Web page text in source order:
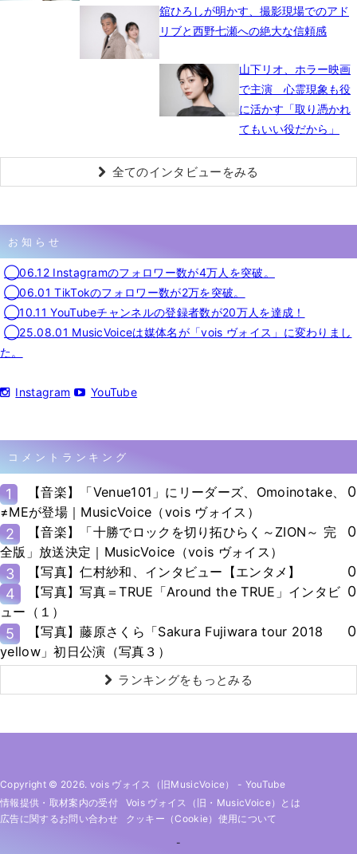
舘ひろしが明かす、撮影現場でのアド
リブと西野七瀬への絶大な信頼感
山下リオ、ホラー映画
で主演 心霊現象も役
に活かす「取り憑かれ
てもいい役だから」
全てのインタビューをみる
お知らせ
◯06.12 Instagramのフォロワー数が4万人を突破。
◯06.01 TikTokのフォロワー数が2万を突破。
◯10.11 YouTubeチャンネルの登録者数が20万人を達成！
◯25.08.01 MusicVoiceは媒体名が「vois ヴォイス」に変わりまし
た。
Instagram YouTube
コメントランキング
1
【音楽】「Venue101」にリーダーズ、Omoinotake、
≠MEが登場｜MusicVoice（vois ヴォイス）
0
2
【音楽】「十勝でロックを切り拓ひらく～ZION～ 完
全版」放送決定｜MusicVoice（vois ヴォイス）
0
3 【写真】仁村紗和、インタビュー【エンタメ】
0
4
【写真】写真＝TRUE「Around the TRUE」インタビ
ュー（１）
0
5
【写真】藤原さくら「Sakura Fujiwara tour 2018
yellow」初日公演（写真３）
0
ランキングをもっとみる
Copyright © 2026. vois ヴォイス（旧MusicVoice） - YouTube
情報提供・取材案内の受付
Vois ヴォイス（旧・MusicVoice）とは
広告に関するお問い合わせ
クッキー（cookie）使用について
-